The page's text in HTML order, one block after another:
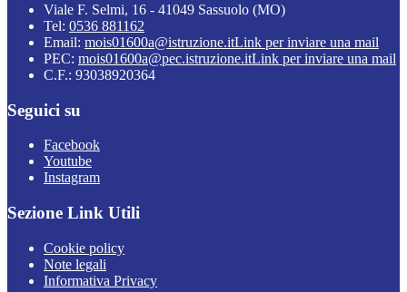
Viale F. Selmi, 16 - 41049 Sassuolo (MO)
Tel: 0536 881162
Email: mois01600a@istruzione.itLink per inviare una mail
PEC: mois01600a@pec.istruzione.itLink per inviare una mail
C.F.: 93038920364
Seguici su
Facebook
Youtube
Instagram
Sezione Link Utili
Cookie policy
Note legali
Informativa Privacy